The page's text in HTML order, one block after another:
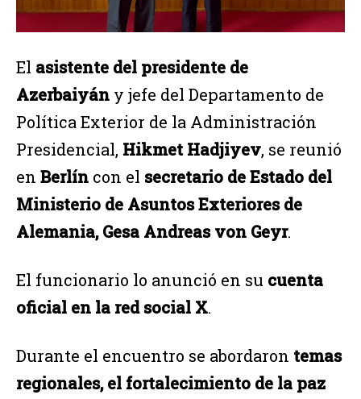
El asistente del presidente de
Azerbaiyán y jefe del Departamento de
Política Exterior de la Administración
Presidencial, Hikmet Hadjiyev, se reunió
en Berlín con el secretario de Estado del
Ministerio de Asuntos Exteriores de
Alemania, Gesa Andreas von Geyr.
El funcionario lo anunció en su cuenta
oficial en la red social X.
Durante el encuentro se abordaron temas
regionales, el fortalecimiento de la paz